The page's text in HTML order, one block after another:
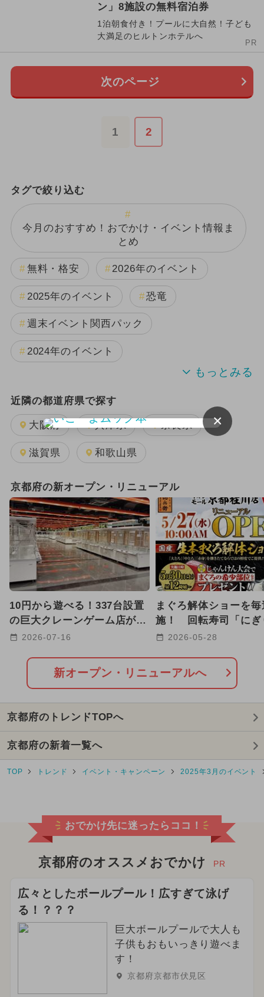
ン」8施設の無料宿泊券
1泊朝食付き！プールに大自然！子ども
大満足のヒルトンホテルへ
PR
次のページ
1 2
タグで絞り込む
今月のおすすめ！おでかけ・イベント情報ま
とめ
無料・格安 2026年のイベント
2025年のイベント 恐竜
週末イベント関西パック
2024年のイベント
夏休み 雨の日OK
2024年7月のイベント
GW(ゴールデンウィーク)
2026年1月のイベント
2026年8月のイベント キャラクター
2025年3月のイベント
2024年3月のイベント
2025年9月のイベント
2024年11月のイベント
2024年4月のイベント
2024年12月のイベント
2025年10月のイベント
2025年8月のイベント
2024年10月のイベント
2025年4月のイベント
2025年12月のイベント
2026年5月のイベント
2025年1月のイベント
2025年5月のイベント
近隣の都道府県で探す
大阪府 兵庫県 奈良県
滋賀県 和歌山県
京都府の新オープン・リニューアル
10円から遊べる！337台設置
の巨大クレーンゲーム店が京
都に初上陸！子育て世代も安
2026-07-16
まぐろ解体ショーを毎
施！ 回転寿司「にぎ
兵衛」が京都桂川に
2026-05-28
新オープン・リニューアルへ
京都府のトレンドTOPへ
京都府の新着一覧へ
TOP トレンド イベント・キャンペーン 2025年3月のイベント
おでかけ先に迷ったらココ！
京都府のオススメおでかけ PR
広々としたボールプール！広すぎて泳げ
る！？？？
巨大ボールプールで大人も
子供もおもいっきり遊べま
す！
京都府京都市伏見区
×